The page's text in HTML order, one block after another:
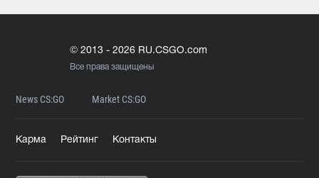
© 2013 - 2026 RU.CSGO.com
Все права защищены
News CS:GO Market CS:GO
Карма Рейтинг Контакты